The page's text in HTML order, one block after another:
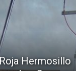
Hermosillo